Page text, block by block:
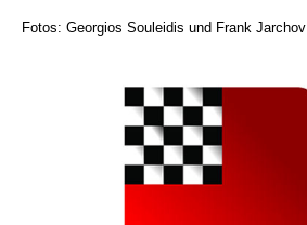
Fotos: Georgios Souleidis und Frank Jarchov